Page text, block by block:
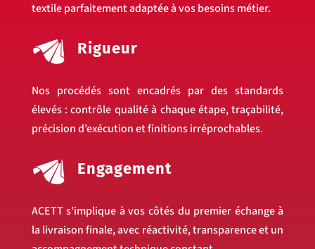
textile parfaitement adaptée à vos besoins métier.
Rigueur
Nos procédés sont encadrés par des standards
élevés : contrôle qualité à chaque étape, traçabilité,
précision d’exécution et finitions irréprochables.
Engagement
ACETT s’implique à vos côtés du premier échange à
la livraison finale, avec réactivité, transparence et un